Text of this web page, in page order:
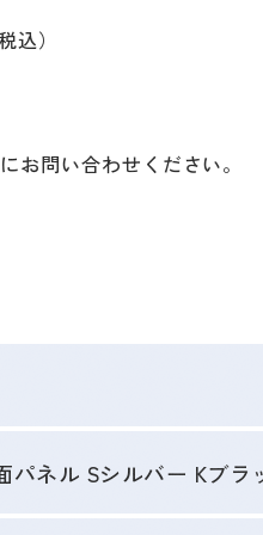
）
お問い合わせください。
パネル Sシルバー Kブラ